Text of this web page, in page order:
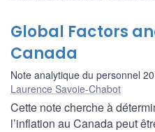
Global Factors
Canada
Note analytique du personnel
Laurence Savoie-Chabot
Cette note cherche à
l’inflation au Canada peut